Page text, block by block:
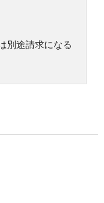
別途請求になる